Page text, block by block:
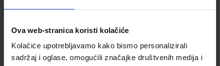
Ova web-stranica koristi kolačiće
Kolačiće upotrebljavamo kako bismo personalizirali
sadržaj i oglase, omogućili značajke društvenih medija i
Vrsta školske knjige
UDŽBENIK
Vrsta škole
1 OSNOVNA
Nastavni predmet
HRVATSKI JEZIK PP